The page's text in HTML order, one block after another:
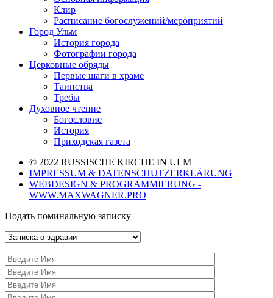
Клир
Расписание богослужений/мероприятий
Город Ульм
История города
Фотографии города
Церковные обряды
Первые шаги в храме
Таинства
Требы
Духовное чтение
Богословие
История
Приходская газета
© 2022 RUSSISCHE KIRCHE IN ULM
IMPRESSUM & DATENSCHUTZERKLÄRUNG
WEBDESIGN & PROGRAMMIERUNG -
WWW.MAXWAGNER.PRO
Подать поминальную записку